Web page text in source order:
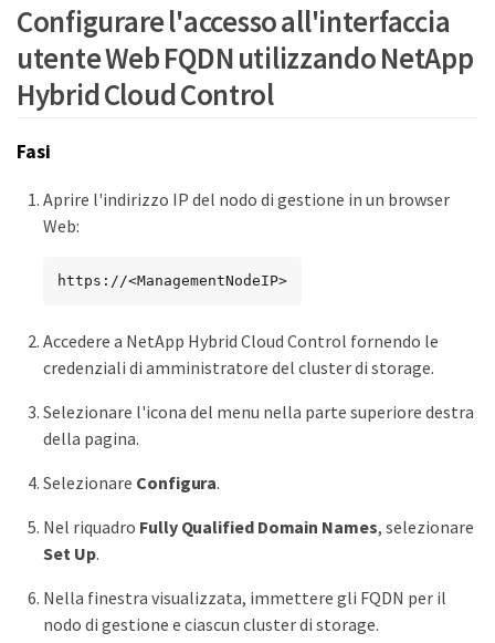
Configurare l'accesso all'interfaccia
utente Web FQDN utilizzando NetApp
Hybrid Cloud Control
Fasi
Aprire l'indirizzo IP del nodo di gestione in un browser
Web:
https://<ManagementNodeIP>
Accedere a NetApp Hybrid Cloud Control fornendo le
credenziali di amministratore del cluster di storage.
Selezionare l'icona del menu nella parte superiore destra
della pagina.
Selezionare Configura.
Nel riquadro Fully Qualified Domain Names, selezionare
Set Up.
Nella finestra visualizzata, immettere gli FQDN per il
nodo di gestione e ciascun cluster di storage.